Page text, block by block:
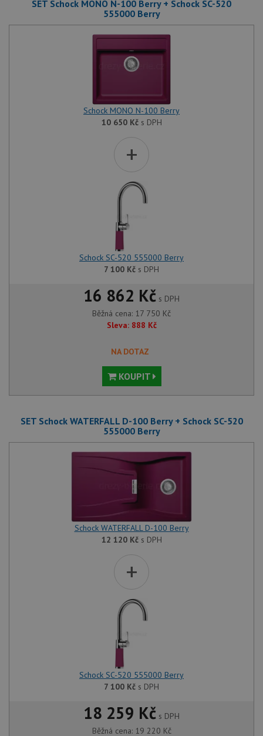
SET Schock MONO N-100 Berry + Schock SC-520
555000 Berry
Schock MONO N-100 Berry
10 650 Kčs DPH
+
Schock SC-520 555000 Berry
7 100 Kč s DPH
16 862 Kč s DPH
Běžná cena: 17 750 Kč
Sleva: 888 Kč
NA DOTAZ
KOUPIT
SET Schock WATERFALL D-100 Berry + Schock SC-520
555000 Berry
Schock WATERFALL D-100 Berry
12 120 Kčs DPH
+
Schock SC-520 555000 Berry
7 100 Kč s DPH
18 259 Kč s DPH
Běžná cena: 19 220 Kč